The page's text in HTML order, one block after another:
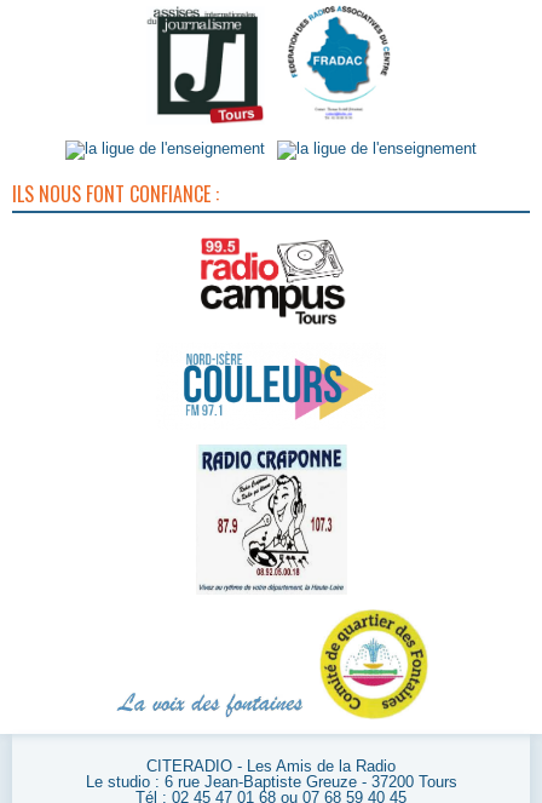
ILS NOUS FONT CONFIANCE :
CITERADIO - Les Amis de la Radio
Le studio : 6 rue Jean-Baptiste Greuze - 37200 Tours
Tél : 02 45 47 01 68 ou 07 68 59 40 45